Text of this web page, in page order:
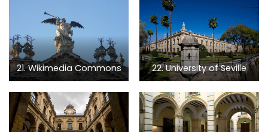
21. Wikimedia Commons 22. University of Seville